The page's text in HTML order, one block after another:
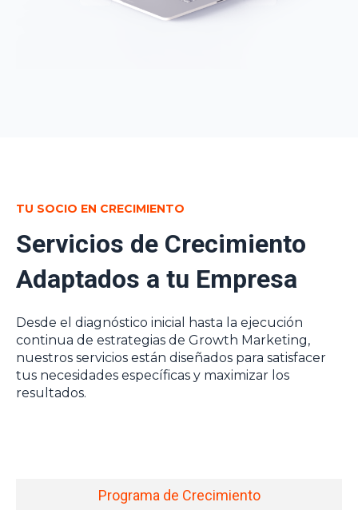
TU SOCIO EN CRECIMIENTO
Servicios de Crecimiento
Adaptados a tu Empresa
Desde el diagnóstico inicial hasta la ejecución
continua de estrategias de Growth Marketing,
nuestros servicios están diseñados para satisfacer
tus necesidades específicas y maximizar los
resultados.
Programa de Crecimiento